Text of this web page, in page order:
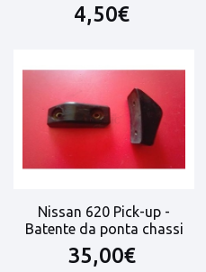
4,50€
Nissan 620 Pick-up -
Batente da ponta chassi
35,00€